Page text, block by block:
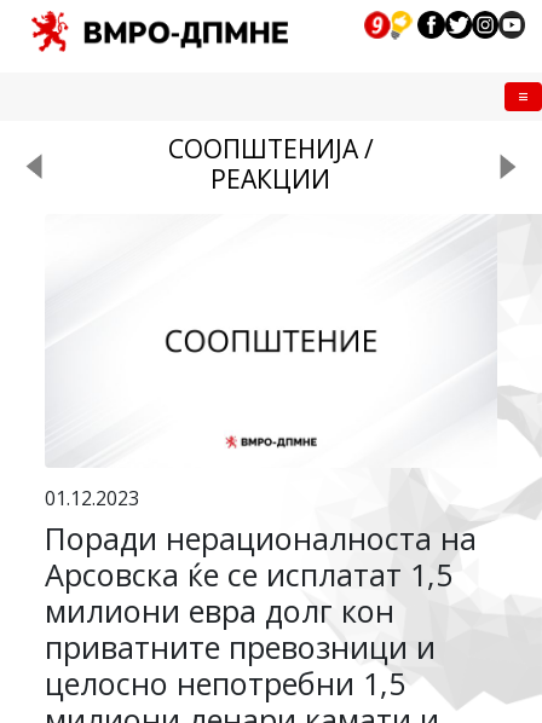
СООПШТЕНИЈА /
РЕАКЦИИ
01.12.2023
Поради нерационалноста на
Арсовска ќе се исплатат 1,5
милиони евра долг кон
приватните превозници и
целосно непотребни 1,5